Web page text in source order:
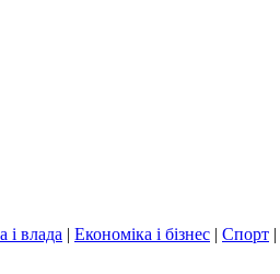
і влада | Економіка і бізнес | Спорт |